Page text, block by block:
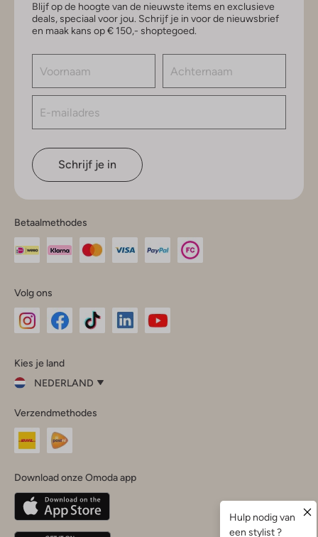
Blijf op de hoogte van de nieuwste items en exclusieve
deals, speciaal voor jou. Schrijf je in voor de nieuwsbrief
en maak kans op € 150,- shoptegoed.
Schrijf je in
Betaalmethodes
Volg ons
InstagramFacebook
Kies je land
NEDERLAND
je
land
Nederland
Belgique(Français)
Deutschland
Verzendmethodes
Download onze Omoda app